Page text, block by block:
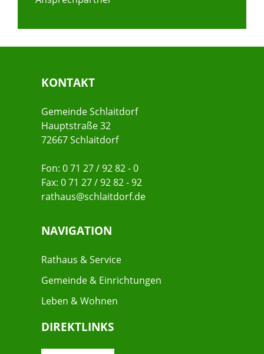
KONTAKT
Gemeinde Schlaitdorf
Hauptstraße 32
72667 Schlaitdorf
Fon: 0 71 27 / 92 82 - 0
Fax: 0 71 27 / 92 82 - 92
rathaus@schlaitdorf.de
NAVIGATION
Rathaus & Service
Gemeinde & Einrichtungen
Leben & Wohnen
DIREKTLINKS